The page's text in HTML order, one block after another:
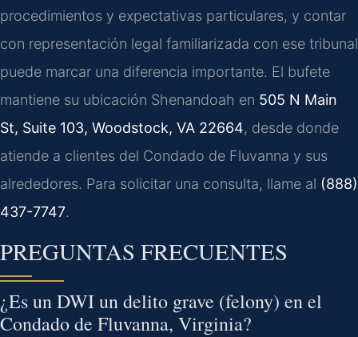
procedimientos y expectativas particulares, y contar
con representación legal familiarizada con ese tribunal
puede marcar una diferencia importante. El bufete
mantiene su ubicación Shenandoah en 505 N Main
St, Suite 103, Woodstock, VA 22664, desde donde
atiende a clientes del Condado de Fluvanna y sus
alrededores. Para solicitar una consulta, llame al (888)
437-7747.
PREGUNTAS FRECUENTES
¿Es un DWI un delito grave (felony) en el
Condado de Fluvanna, Virginia?